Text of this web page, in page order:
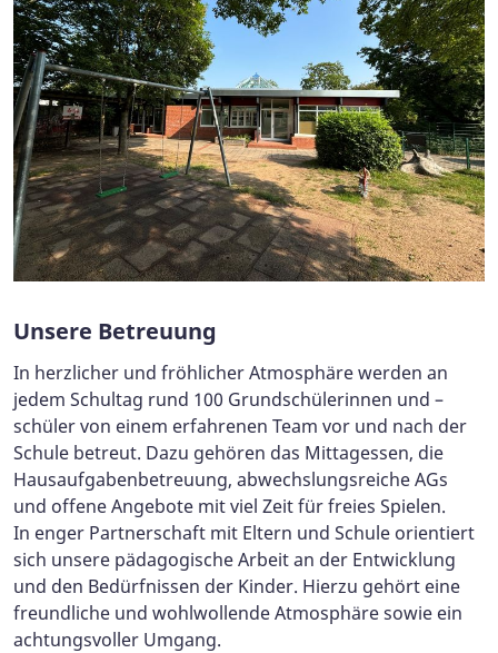
Unsere Betreuung
In herzlicher und fröhlicher Atmosphäre werden an
jedem Schultag rund 100 Grundschülerinnen und –
schüler von einem erfahrenen Team vor und nach der
Schule betreut. Dazu gehören das Mittagessen, die
Hausaufgabenbetreuung, abwechslungsreiche AGs
und offene Angebote mit viel Zeit für freies Spielen.
In enger Partnerschaft mit Eltern und Schule orientiert
sich unsere pädagogische Arbeit an der Entwicklung
und den Bedürfnissen der Kinder. Hierzu gehört eine
freundliche und wohlwollende Atmosphäre sowie ein
achtungsvoller Umgang.